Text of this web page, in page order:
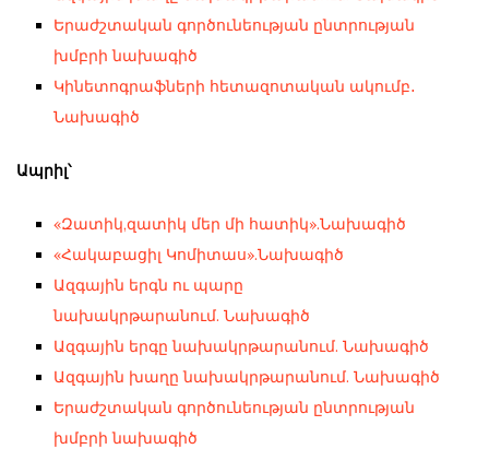
Երաժշտական գործունեության ընտրության
խմբրի նախագիծ
Կինետոգրաֆների հետազոտական ակումբ․
Նախագիծ
Ապրիլ՝
«Զատիկ,զատիկ մեր մի հատիկ».Նախագիծ
«Հակաբացիլ Կոմիտաս».Նախագիծ
Ազգային երգն ու պարը
նախակրթարանում. Նախագիծ
Ազգային երգը նախակրթարանում. Նախագիծ
Ազգային խաղը նախակրթարանում. Նախագիծ
Երաժշտական գործունեության ընտրության
խմբրի նախագիծ